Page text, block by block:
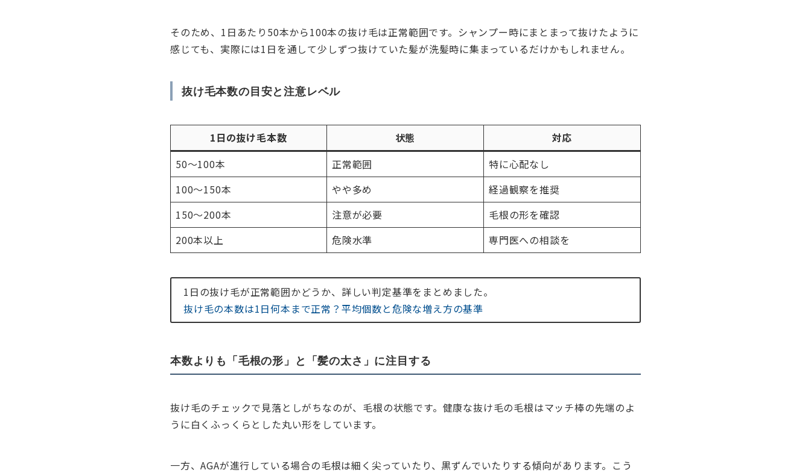
そのため、1日あたり50本から100本の抜け毛は正常範囲です。シャンプー時にまとまって抜けたように
感じても、実際には1日を通して少しずつ抜けていた髪が洗髪時に集まっているだけかもしれません。
抜け毛本数の目安と注意レベル
1日の抜け毛本数 状態
対応
50〜100本
正常範囲
特に心配なし
100〜150本
やや多め
経過観察を推奨
150〜200本
注意が必要
毛根の形を確認
200本以上
危険水準 専門医への相談を
1日の抜け毛が正常範囲かどうか、詳しい判定基準をまとめました。
抜け毛の本数は1日何本まで正常？平均個数と危険な増え方の基準
本数よりも「毛根の形」と「髪の太さ」に注目する
抜け毛のチェックで見落としがちなのが、毛根の状態です。健康な抜け毛の毛根はマッチ棒の先端のよ
うに白くふっくらとした丸い形をしています。
一方、AGAが進行している場合の毛根は細く尖っていたり、黒ずんでいたりする傾向があります。こう